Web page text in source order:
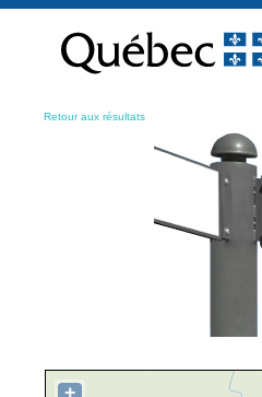
contenu
Retour aux résultats
+